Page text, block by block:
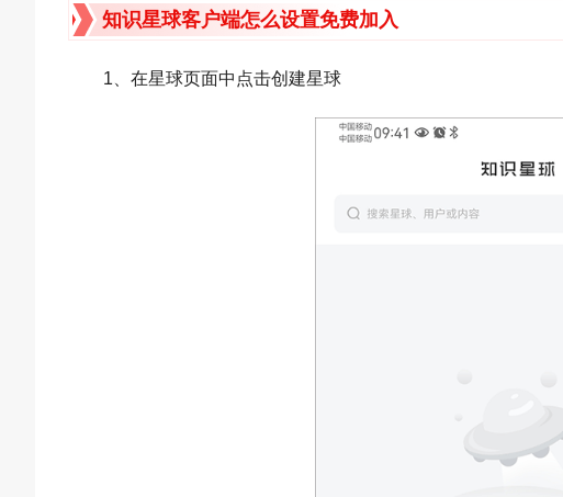
知识星球客户端怎么设置免费加入
1、在星球页面中点击创建星球